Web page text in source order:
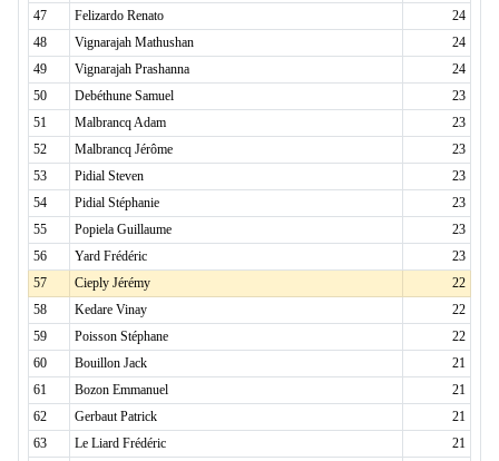
47
Felizardo Renato
24
48
Vignarajah Mathushan
24
49
Vignarajah Prashanna
24
50
Debéthune Samuel
23
51
Malbrancq Adam
23
52
Malbrancq Jérôme
23
53
Pidial Steven
23
54
Pidial Stéphanie
23
55
Popiela Guillaume
23
56
Yard Frédéric
23
57
Cieply Jérémy
22
58
Kedare Vinay
22
59
Poisson Stéphane
22
60
Bouillon Jack
21
61
Bozon Emmanuel
21
62
Gerbaut Patrick
21
63
Le Liard Frédéric
21